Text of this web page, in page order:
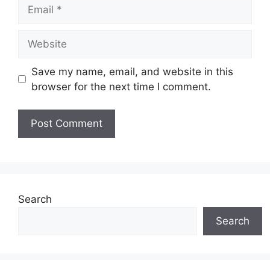
Save my name, email, and website in this
browser for the next time I comment.
Search
Search